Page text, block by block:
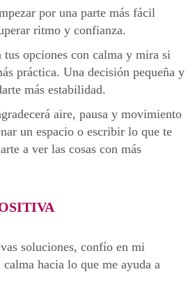
por una parte más fácil
ritmo y confianza.
opciones con calma y mira si
práctica. Una decisión pequeña y
más estabilidad.
aire, pausa y movimiento
un espacio o escribir lo que te
a ver las cosas con más
soluciones, confío en mi
hacia lo que me ayuda a